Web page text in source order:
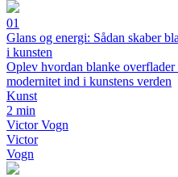
01
Glans og energi: Sådan skaber
i kunsten
Oplev hvordan blanke
modernitet ind i kunstens verden
Kunst
2 min
Victor Vogn
Victor
Vogn